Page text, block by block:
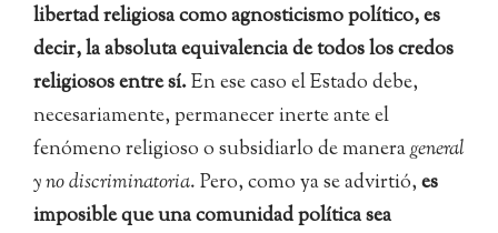
libertad religiosa como agnosticismo político, es
decir, la absoluta equivalencia de todos los credos
religiosos entre sí.En ese caso el Estado debe,
necesariamente, permanecer inerte ante el
fenómeno religioso o subsidiarlo de manerageneral
y no discriminatoria. Pero, como ya se advirtió,es
imposible que una comunidad política sea